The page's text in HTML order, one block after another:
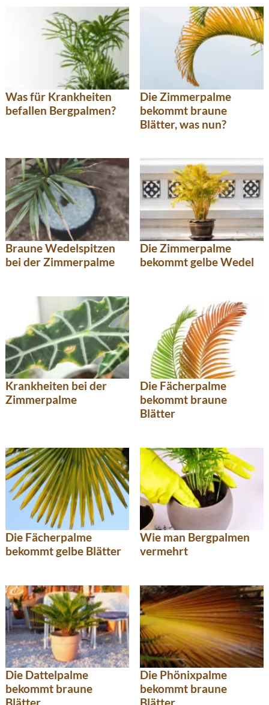
Was für Krankheiten
befallen Bergpalmen?
Die Zimmerpalme
bekommt braune
Blätter, was nun?
Braune Wedelspitzen
bei der Zimmerpalme
Die Zimmerpalme
bekommt gelbe Wedel
Krankheiten bei der
Zimmerpalme
Die Fächerpalme
bekommt braune
Blätter
Die Fächerpalme
bekommt gelbe Blätter
Wie man Bergpalmen
vermehrt
Die Dattelpalme
bekommt braune
Die Phönixpalme
bekommt braune